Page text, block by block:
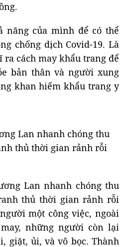
năng của mình để có thể
chống dịch Covid-19. Là
cách may khẩu trang để
bản thân và người xung
khan hiếm khẩu trang y
Lan nhanh chóng thu
thủ thời gian rảnh rỗi
Lan nhanh chóng thu
thủ thời gian rảnh rỗi
một công việc, ngoài
những người còn lại
giặt, ủi, và vô bọc. Thành